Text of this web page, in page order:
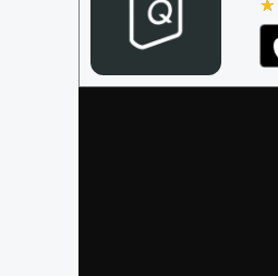
決定に必要な
編集ガイドライン